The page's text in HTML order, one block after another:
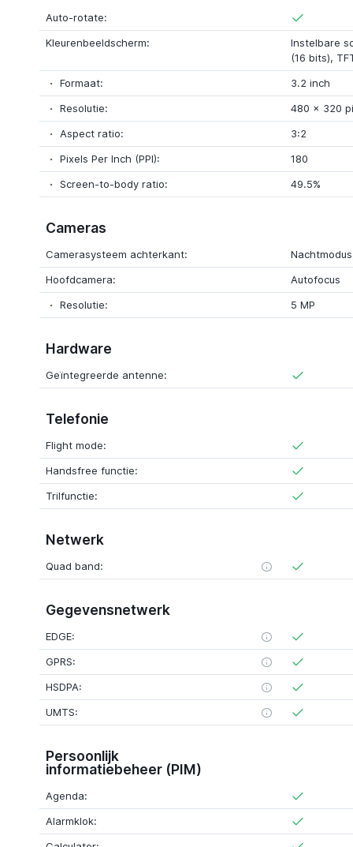
Auto-rotate:
Kleurenbeeldscherm:
Instelbare
(16 bits),
Formaat:
3.2 inch
Resolutie:
480 x 320
Aspect ratio:
3:2
Pixels Per Inch (PPI):
180
Screen-to-body ratio:
49.5%
Cameras
Camerasysteem achterkant:
Hoofdcamera:
Autofocus
Resolutie:
5 MP
Hardware
Geïntegreerde antenne:
Telefonie
Flight mode:
Handsfree functie:
Trilfunctie:
Netwerk
Quad band:
Gegevensnetwerk
EDGE:
GPRS:
HSDPA:
UMTS:
Persoonlijk
informatiebeheer (PIM)
Agenda:
Alarmklok: